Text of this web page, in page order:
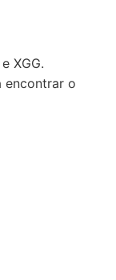
XGG.
encontrar o